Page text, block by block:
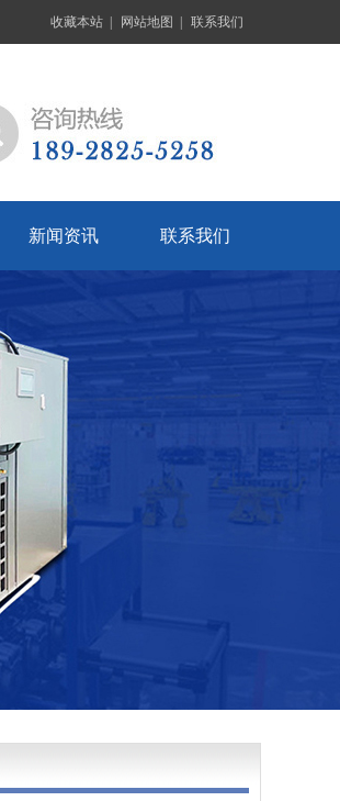
收藏本站 网站地图 联系我们
新闻资讯 联系我们